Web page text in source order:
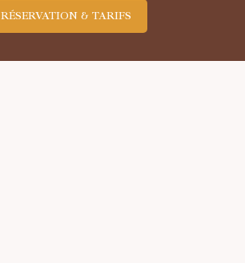
RÉSERVATION & TARIFS